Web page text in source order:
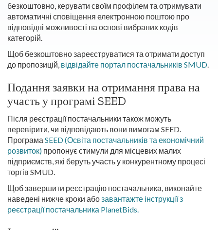
безкоштовно, керувати своїм профілем та отримувати
автоматичні сповіщення електронною поштою про
відповідні можливості на основі вибраних кодів
категорій.
Щоб безкоштовно зареєструватися та отримати доступ
до пропозицій, відвідайте портал постачальників SMUD.
Подання заявки на отримання права на
участь у програмі SEED
Після реєстрації постачальники також можуть
перевірити, чи відповідають вони вимогам SEED.
Програма SEED (Освіта постачальників та економічний
розвиток) пропонує стимули для місцевих малих
підприємств, які беруть участь у конкурентному процесі
торгів SMUD.
Щоб завершити реєстрацію постачальника, виконайте
наведені нижче кроки абозавантажте інструкції з
реєстрації постачальника PlanetBids.